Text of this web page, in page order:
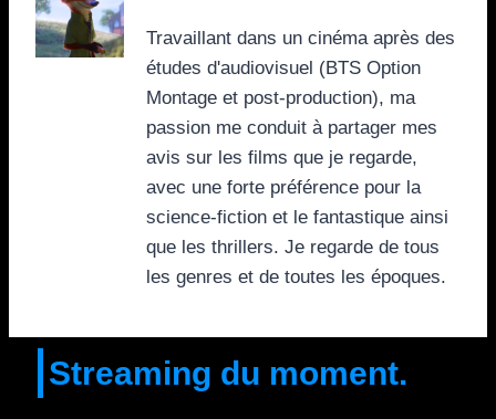
Travaillant dans un cinéma après des
études d'audiovisuel (BTS Option
Montage et post-production), ma
passion me conduit à partager mes
avis sur les films que je regarde,
avec une forte préférence pour la
science-fiction et le fantastique ainsi
que les thrillers. Je regarde de tous
les genres et de toutes les époques.
Streaming du moment.